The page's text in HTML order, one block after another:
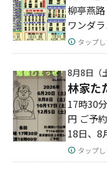
柳亭燕
ワンダ
タップ
8月8日（
林家た
17時30
円 ご予
18日、8
タップ